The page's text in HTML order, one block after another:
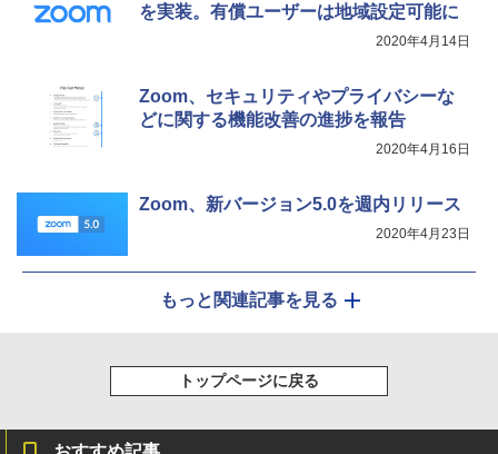
を実装。有償ユーザーは地域設定可能に
2020年4月14日
Zoom、セキュリティやプライバシーな
どに関する機能改善の進捗を報告
2020年4月16日
Zoom、新バージョン5.0を週内リリース
2020年4月23日
もっと関連記事を見る
トップページに戻る